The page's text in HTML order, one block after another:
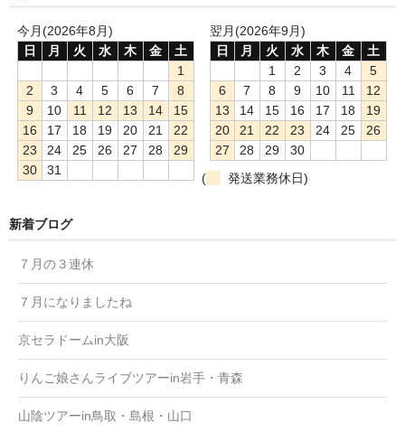
今月(2026年8月)
日
月 火 水 木 金
土
1
2
3 4 5 6 7
8
9
10 11 12 13 14
15
16
17 18 19 20 21
22
23
24 25 26 27 28
29
30
31
翌月(2026年9月)
日
月 火 水 木 金
土
1
2 3 4
5
6
7 8 9 10 11
12
13
14 15 16 17 18
19
20
21 22 23 24 25
26
27
28 29
30
(
発送業務休日)
新着ブログ
７月の３連休
７月になりましたね
京セラドームin大阪
りんご娘さんライブツアーin岩手・青森
山陰ツアーin鳥取・島根・山口